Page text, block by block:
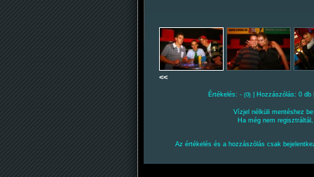
<<
Értékelés: - (0) | Hozzászólás: 0
Vízjel nélküli mentéshez
Ha még nem
Az értékelés és a hozzászólás csak